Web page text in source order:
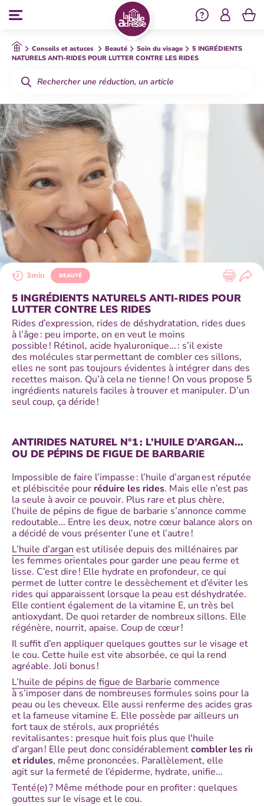
Se
Menu
Conseils et astuces Beauté Soin du visage
5 INGRÉDIENTS
NATURELS ANTI-RIDES POUR LUTTER CONTRE LES RIDES
Rechercher
3min BEAUTÉ
5 INGRÉDIENTS NATURELS ANTI-RIDES POUR
LUTTER CONTRE LES RIDES
Rides d’expression, rides de déshydratation, rides dues
à l’âge : peu importe, on en veut le moins
possible ! Rétinol, acide hyaluronique... : s’il existe
des molécules star permettant de combler ces sillons,
elles ne sont pas toujours évidentes à intégrer dans des
recettes maison. Qu’à cela ne tienne ! On vous propose 5
ingrédients naturels faciles à trouver et manipuler. D’un
seul coup, ça déride !
ANTIRIDES NATUREL N°1 : L’HUILE D’ARGAN...
OU DE PÉPINS DE FIGUE DE BARBARIE
Impossible de faire l’impasse : l’huile d’argan est réputée
et plébiscitée pour réduire les rides. Mais elle n’est pas
la seule à avoir ce pouvoir. Plus rare et plus chère,
l’huile de pépins de figue de barbarie s’annonce comme
redoutable... Entre les deux, notre cœur balance alors on
a décidé de vous présenter l’une et l’autre !
L’huile d’argan est utilisée depuis des millénaires par
les femmes orientales pour garder une peau ferme et
lisse. C’est dire ! Elle hydrate en profondeur, ce qui
permet de lutter contre le dessèchement et d’éviter les
rides qui apparaissent lorsque la peau est déshydratée.
Elle contient également de la vitamine E, un très bel
antioxydant. De quoi retarder de nombreux sillons. Elle
régénère, nourrit, apaise. Coup de cœur !
Il suffit d’en appliquer quelques gouttes sur le visage et
le cou. Cette huile est vite absorbée, ce qui la rend
agréable. Joli bonus !
L’huile de pépins de figue de Barbarie commence
à s’imposer dans de nombreuses formules soins pour la
peau ou les cheveux. Elle aussi renferme des acides gras
et la fameuse vitamine E. Elle possède par ailleurs un
fort taux de stérols, aux propriétés
revitalisantes : presque huit fois plus que l'huile
d’argan ! Elle peut donc considérablementcombler les
et ridules, même prononcées. Parallèlement, elle
agit sur la fermeté de l’épiderme, hydrate, unifie...
Tenté(e) ? Même méthode pour en profiter : quelques
gouttes sur le visage et le cou.